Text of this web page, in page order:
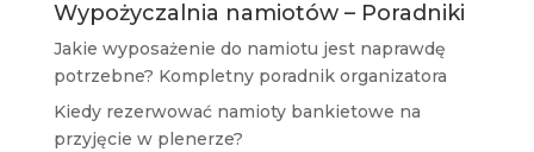
Wypożyczalnia namiotów – Poradniki
Jakie wyposażenie do namiotu jest naprawdę
potrzebne? Kompletny poradnik organizatora
Kiedy rezerwować namioty bankietowe na
przyjęcie w plenerze?